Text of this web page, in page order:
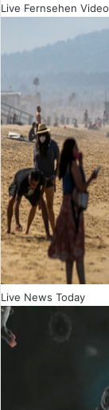
Live Fernsehen Video
Live News Today